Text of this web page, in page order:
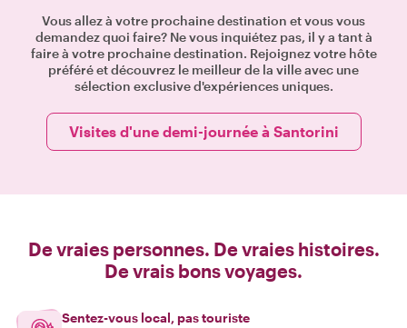
Vous allez à votre prochaine destination et vous vous
demandez quoi faire? Ne vous inquiétez pas, il y a tant à
faire à votre prochaine destination. Rejoignez votre hôte
préféré et découvrez le meilleur de la ville avec une
sélection exclusive d'expériences uniques.
Visites d'une demi-journée à Santorini
De vraies personnes. De vraies histoires.
De vrais bons voyages.
Sentez-vous local, pas touriste